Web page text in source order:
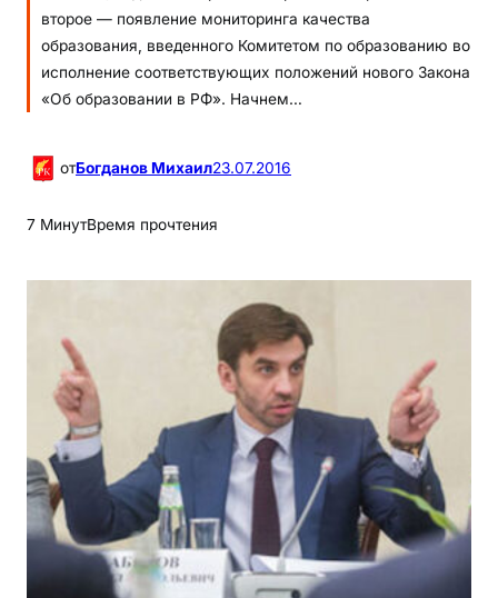
второе — появление мониторинга качества
образования, введенного Комитетом по образованию во
исполнение соответствующих положений нового Закона
«Об образовании в РФ». Начнем…
отБогданов Михаил23.07.2016
7 МинутВремя прочтения